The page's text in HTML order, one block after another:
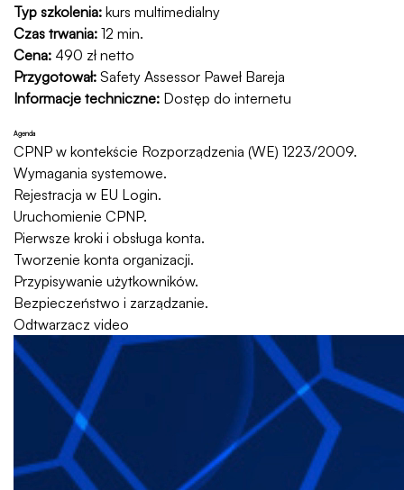
Typ szkolenia: kurs multimedialny
Czas trwania: 12 min.
Cena: 490 zł netto
Przygotował: Safety Assessor Paweł Bareja
Informacje techniczne: Dostęp do internetu
Agenda
CPNP w kontekście Rozporządzenia (WE) 1223/2009.
Wymagania systemowe.
Rejestracja w EU Login.
Uruchomienie CPNP.
Pierwsze kroki i obsługa konta.
Tworzenie konta organizacji.
Przypisywanie użytkowników.
Bezpieczeństwo i zarządzanie.
Odtwarzacz video